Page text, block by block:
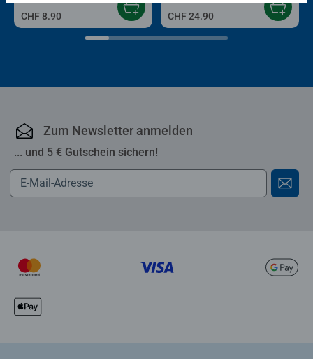
CHF 8.90 CHF 24.90
Zum Newsletter anmelden
... und 5 € Gutschein sichern!